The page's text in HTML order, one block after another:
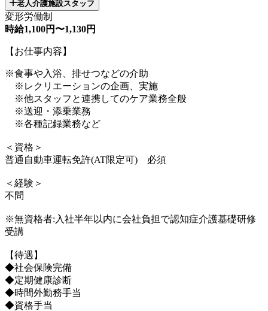
老人介護施設スタッフ
変形労働制
時給1,100円〜1,130円
【お仕事内容】
※食事や入浴、排せつなどの介助
※レクリエーションの企画、実施
※他スタッフと連携してのケア業務全般
※送迎・添乗業務
※各種記録業務など
＜資格＞
普通自動車運転免許(AT限定可) 必須
＜経験＞
不問
※無資格者:入社半年以内に会社負担で認知症介護基礎研修
受講
【待遇】
◆社会保険完備
◆定期健康診断
◆時間外勤務手当
◆資格手当